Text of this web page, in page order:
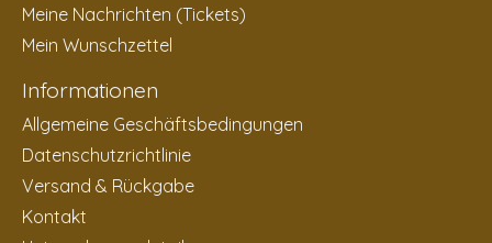
Meine Nachrichten (Tickets)
Mein Wunschzettel
Informationen
Allgemeine Geschäftsbedingungen
Datenschutzrichtlinie
Versand & Rückgabe
Kontakt